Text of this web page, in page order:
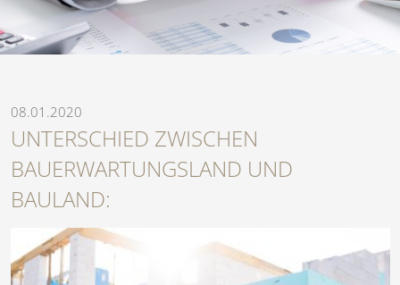
08.01.2020
UNTERSCHIED ZWISCHEN
BAUERWARTUNGSLAND UND
BAULAND: